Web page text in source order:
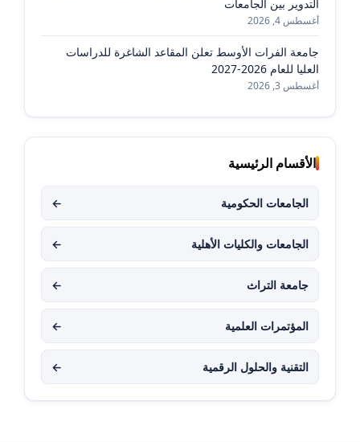
التدوير بين الجامعات
أغسطس 4, 2026
جامعة الفرات الأوسط تعلن المقاعد الشاغرة للدراسات
العليا للعام 2026-2027
أغسطس 3, 2026
الأقسام الرئيسية
الجامعات الحكومية ←
الجامعات والكليات الأهلية ←
جامعة التراث ←
المؤتمرات العلمية ←
التقنية والحلول الرقمية ←